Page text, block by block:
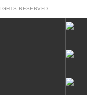
RESERVED.